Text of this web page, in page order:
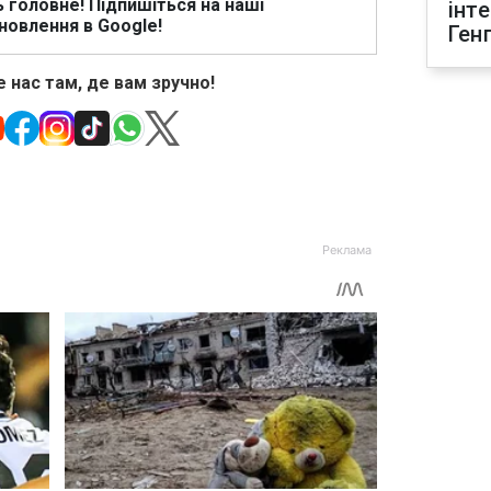
головне! Підпишіться на наші
в Google!
нас там, де вам зручно!